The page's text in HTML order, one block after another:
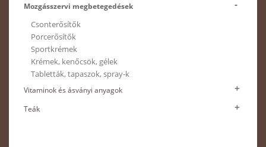
Mozgásszervi megbetegedések
Csonterősítők
Porcerősítők
Sportkrémek
Krémek, kenőcsök, gélek
Tabletták, tapaszok, spray-k
Vitaminok és ásványi anyagok
Teák